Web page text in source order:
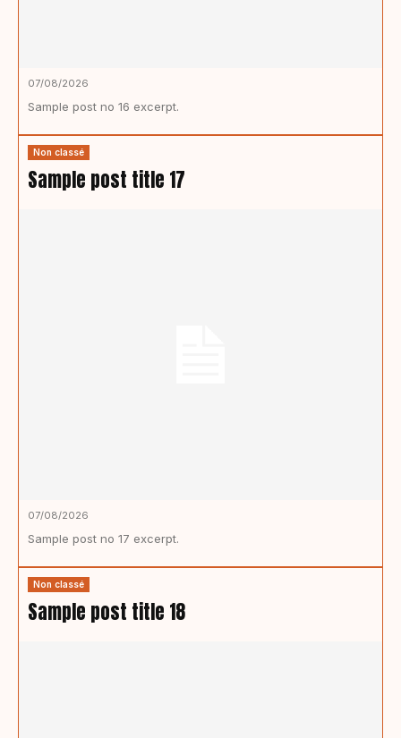
07/08/2026
Sample post no 16 excerpt.
Non classé
Sample post title 17
07/08/2026
Sample post no 17 excerpt.
Non classé
Sample post title 18